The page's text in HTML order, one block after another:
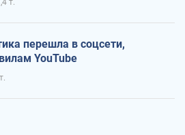
перешла в соцсети,
YouTube